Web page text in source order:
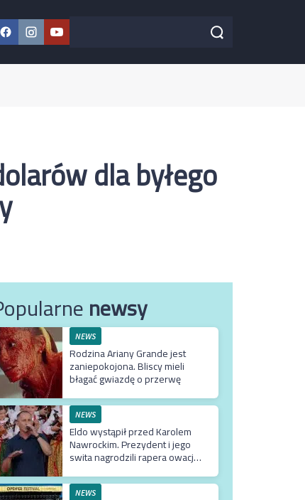
Facebook
Instagram
YouTube
Szukaj w serwisie Szukaj
dla byłego
newsy
NEWS
Rodzina Ariany Grande jest
zaniepokojona. Bliscy mieli
błagać gwiazdę o przerwę
NEWS
Eldo wystąpił przed Karolem
Nawrockim. Prezydent i jego
swita nagrodzili rapera owacją
NEWS